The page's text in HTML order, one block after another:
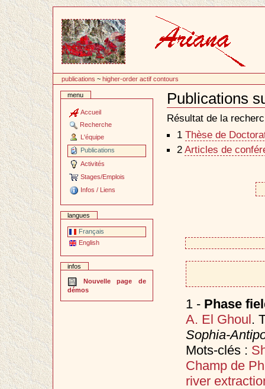
contenu
publications ~higher-order actif contours
menu
Accueil
Recherche
L'équipe
Publications
Activités
Stages/Emplois
Infos / Liens
langues
Français
English
infos
Nouvelle page de
démos
Publications
Document
Actions
Résultat de la
1 Thèse de
2 Articles de
1 - Phase
A. El Ghoul.
Sophia-
Mots-clés :
Champ de
river